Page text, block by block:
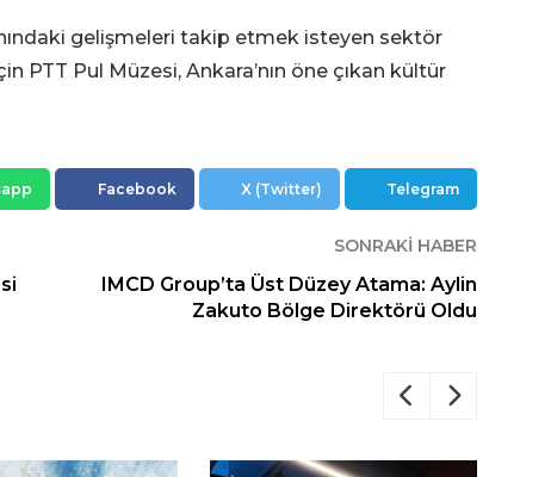
gelişmeleri takip etmek isteyen sektör
PTT Pul Müzesi, Ankara’nın öne çıkan kültür
Facebook X (Twitter) Telegram
SONRAKI HABER
IMCD Group’ta Üst Düzey Atama: Aylin
Zakuto Bölge Direktörü Oldu